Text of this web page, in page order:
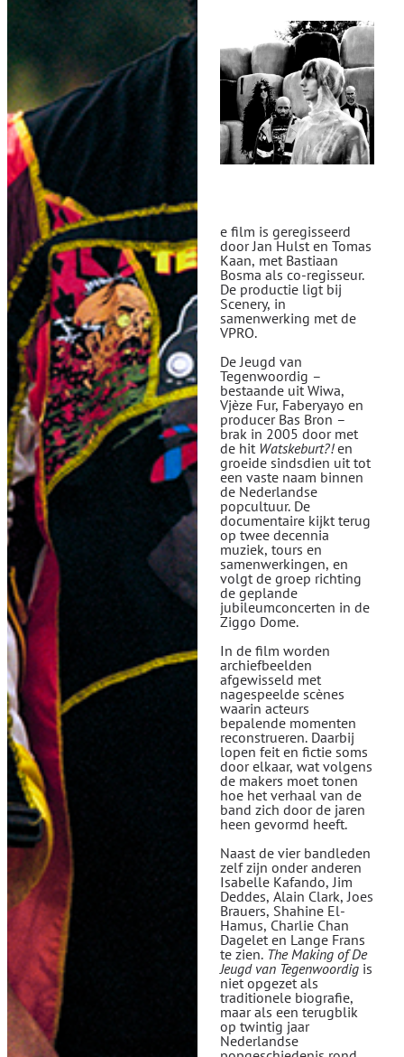
e film is geregisseerd
door Jan Hulst en Tomas
Kaan, met Bastiaan
Bosma als co-regisseur.
De productie ligt bij
Scenery, in
samenwerking met de
VPRO.
De Jeugd van
Tegenwoordig –
bestaande uit Wiwa,
Vjèze Fur, Faberyayo en
producer Bas Bron –
brak in 2005 door met
de hit Watskeburt?!en
groeide sindsdien uit tot
een vaste naam binnen
de Nederlandse
popcultuur. De
documentaire kijkt terug
op twee decennia
muziek, tours en
samenwerkingen, en
volgt de groep richting
de geplande
jubileumconcerten in de
Ziggo Dome.
In de film worden
archiefbeelden
afgewisseld met
nagespeelde scènes
waarin acteurs
bepalende momenten
reconstrueren. Daarbij
lopen feit en fictie soms
door elkaar, wat volgens
de makers moet tonen
hoe het verhaal van de
band zich door de jaren
heen gevormd heeft.
Naast de vier bandleden
zelf zijn onder anderen
Isabelle Kafando, Jim
Deddes, Alain Clark, Joes
Brauers, Shahine El-
Hamus, Charlie Chan
Dagelet en Lange Frans
te zien. The Making of De
Jeugd van Tegenwoordigis
niet opgezet als
traditionele biografie,
maar als een terugblik
op twintig jaar
Nederlandse